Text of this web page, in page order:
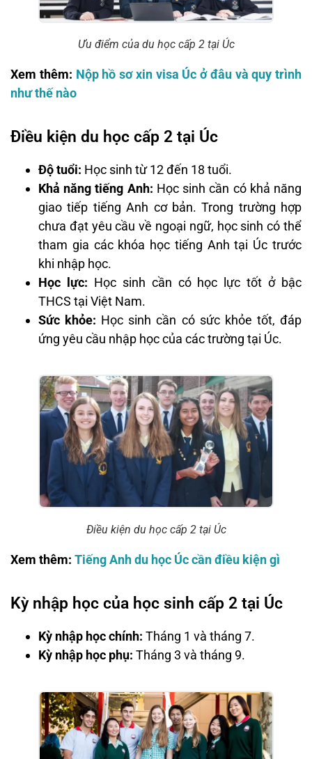
Ưu điểm của du học cấp 2 tại Úc
Xem thêm: Nộp hồ sơ xin visa Úc ở đâu và quy trình
như thế nào
Điều kiện du học cấp 2 tại Úc
Độ tuổi: Học sinh từ 12 đến 18 tuổi.
Khả năng tiếng Anh: Học sinh cần có khả năng
giao tiếp tiếng Anh cơ bản. Trong trường hợp
chưa đạt yêu cầu về ngoại ngữ, học sinh có thể
tham gia các khóa học tiếng Anh tại Úc trước
khi nhập học.
Học lực: Học sinh cần có học lực tốt ở bậc
THCS tại Việt Nam.
Sức khỏe: Học sinh cần có sức khỏe tốt, đáp
ứng yêu cầu nhập học của các trường tại Úc.
Điều kiện du học cấp 2 tại Úc
Xem thêm: Tiếng Anh du học Úc cần điều kiện gì
Kỳ nhập học của học sinh cấp 2 tại Úc
Kỳ nhập học chính: Tháng 1 và tháng 7.
Kỳ nhập học phụ: Tháng 3 và tháng 9.